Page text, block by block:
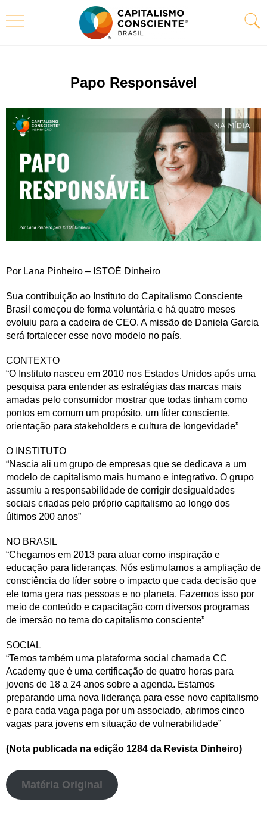
Papo Responsável
Por Lana Pinheiro – ISTOÉ Dinheiro
Sua contribuição ao Instituto do Capitalismo Consciente
Brasil começou de forma voluntária e há quatro meses
evoluiu para a cadeira de CEO. A missão de Daniela Garcia
será fortalecer esse novo modelo no país.
CONTEXTO
“O Instituto nasceu em 2010 nos Estados Unidos após uma
pesquisa para entender as estratégias das marcas mais
amadas pelo consumidor mostrar que todas tinham como
pontos em comum um propósito, um líder consciente,
orientação para stakeholders e cultura de longevidade”
O INSTITUTO
“Nascia ali um grupo de empresas que se dedicava a um
modelo de capitalismo mais humano e integrativo. O grupo
assumiu a responsabilidade de corrigir desigualdades
sociais criadas pelo próprio capitalismo ao longo dos
últimos 200 anos”
NO BRASIL
“Chegamos em 2013 para atuar como inspiração e
educação para lideranças. Nós estimulamos a ampliação de
consciência do líder sobre o impacto que cada decisão que
ele toma gera nas pessoas e no planeta. Fazemos isso por
meio de conteúdo e capacitação com diversos programas
de imersão no tema do capitalismo consciente”
SOCIAL
“Temos também uma plataforma social chamada CC
Academy que é uma certificação de quatro horas para
jovens de 18 a 24 anos sobre a agenda. Estamos
preparando uma nova liderança para esse novo capitalismo
e para cada vaga paga por um associado, abrimos cinco
vagas para jovens em situação de vulnerabilidade”
(Nota publicada na edição 1284 da Revista Dinheiro)
Matéria Original